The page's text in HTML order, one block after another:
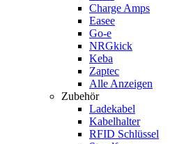
Charge Amps
Easee
Go-e
NRGkick
Keba
Zaptec
Alle Anzeigen
Zubehör
Ladekabel
Kabelhalter
RFID Schlüssel